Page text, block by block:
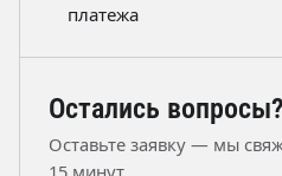
платежа
Остались вопросы?
Оставьте заявку — мы